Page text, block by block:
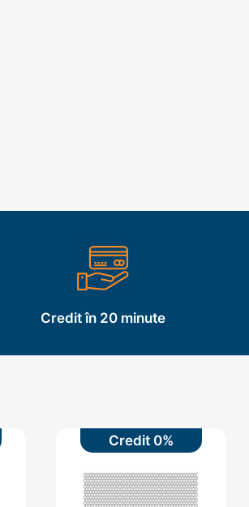
Credit în 20 minute
Credit 0%